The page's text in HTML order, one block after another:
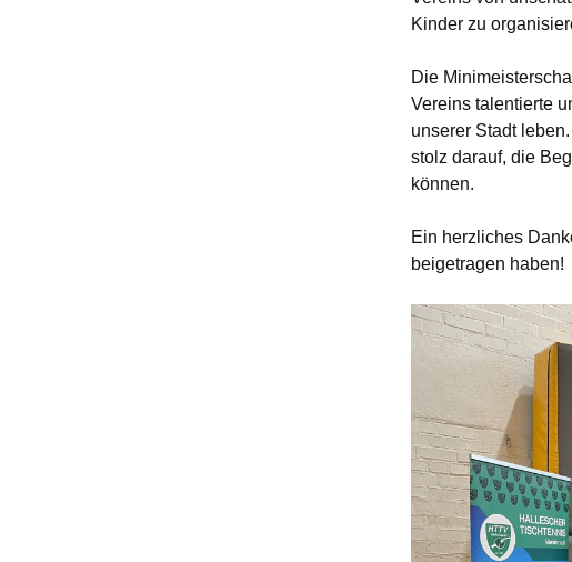
Kinder zu
Die
Vereins talentierte
unserer Stadt
stolz darauf, die
können.
Ein herzliches
beigetragen haben!